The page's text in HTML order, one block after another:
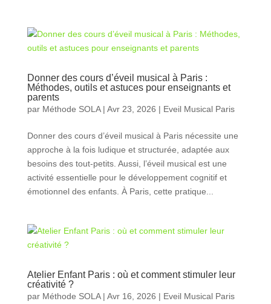
Donner des cours d’éveil musical à Paris :
Méthodes, outils et astuces pour enseignants et
parents
par Méthode SOLA| Avr 23, 2026 | Eveil Musical Paris
Donner des cours d’éveil musical à Paris nécessite une
approche à la fois ludique et structurée, adaptée aux
besoins des tout-petits. Aussi, l’éveil musical est une
activité essentielle pour le développement cognitif et
émotionnel des enfants. À Paris, cette pratique...
Atelier Enfant Paris : où et comment stimuler leur
créativité ?
par Méthode SOLA| Avr 16, 2026 | Eveil Musical Paris